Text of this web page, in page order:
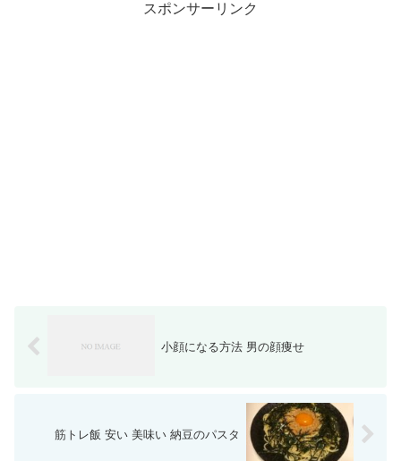
スポンサーリンク
小顔になる方法 男の顔痩せ
筋トレ飯 安い 美味い 納豆のパスタ